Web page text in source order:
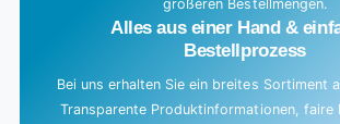
größeren Bestellmengen.
Alles aus einer Hand &
Bestellprozess
Bei uns erhalten Sie ein breites Sortiment
Transparente Produktinformationen, faire